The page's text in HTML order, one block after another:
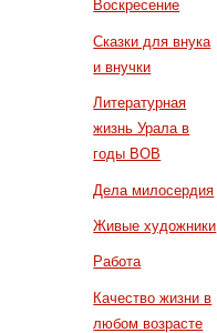
Воскресение
Сказки для внука
и внучки
Литературная
жизнь Урала в
годы ВОВ
Дела милосердия
Живые художники
Работа
Качество жизни в
любом возрасте